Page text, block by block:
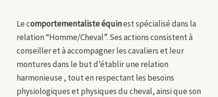
Le comportementaliste équinest spécialisé dans la
relation “Homme/Cheval”. Ses actions consistent à
conseiller et à accompagner les cavaliers et leur
montures dans le but d’établir une relation
harmonieuse , tout en respectant les besoins
physiologiques et physiques du cheval, ainsi que son